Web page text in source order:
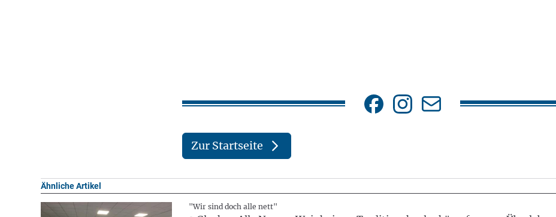
Zur Startseite
Ähnliche Artikel
"Wir sind doch alle nett"